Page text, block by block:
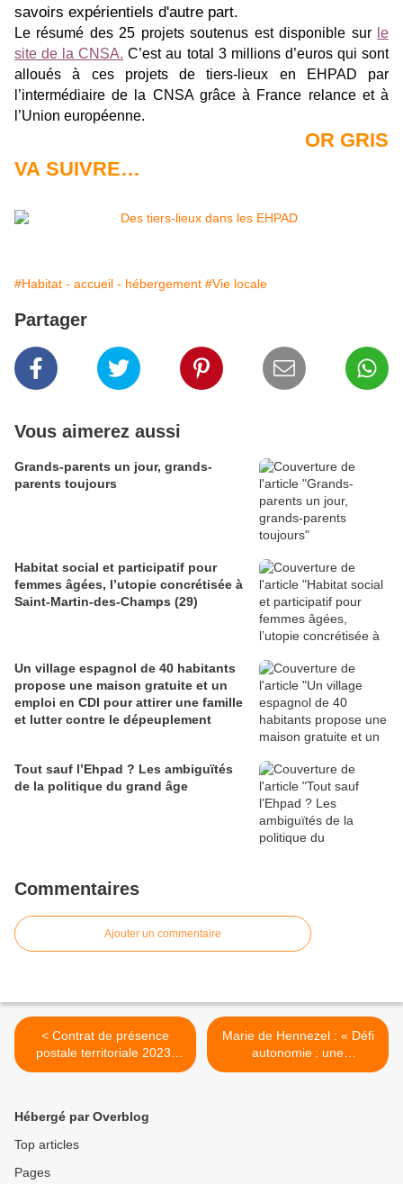
savoirs expérientiels d'autre part.
Le résumé des 25 projets soutenus est disponible sur le
site de la CNSA. C’est au total 3 millions d’euros qui sont
alloués à ces projets de tiers-lieux en EHPAD par
l’intermédiaire de la CNSA grâce à France relance et à
l’Union européenne.
OR GRIS
VA SUIVRE…
#Habitat - accueil - hébergement #Vie locale
Partager
Vous aimerez aussi
Grands-parents un jour, grands-
parents toujours
Habitat social et participatif pour
femmes âgées, l’utopie concrétisée à
Saint-Martin-des-Champs (29)
Un village espagnol de 40 habitants
propose une maison gratuite et un
emploi en CDI pour attirer une famille
et lutter contre le dépeuplement
Tout sauf l’Ehpad ? Les ambiguïtés
de la politique du grand âge
Commentaires
Ajouter un commentaire
< Contrat de présence
postale territoriale 2023-
2025 : les attentes de l'AMF
Marie de Hennezel : « Défi
autonomie : une
responsabilité des vieux
Hébergé par Overblog
Top articles
Pages